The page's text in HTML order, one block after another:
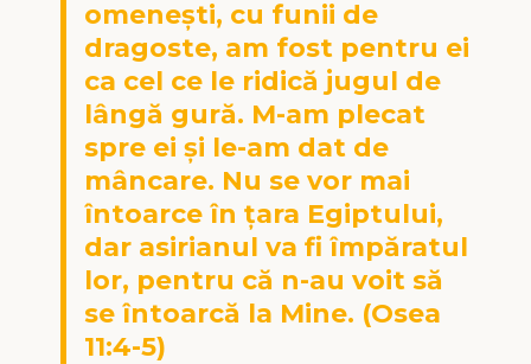
omeneşti, cu funii de
dragoste, am fost pentru ei
ca cel ce le ridică jugul de
lângă gură. M-am plecat
spre ei şi le-am dat de
mâncare. Nu se vor mai
întoarce în ţara Egiptului,
dar asirianul va fi împăratul
lor, pentru că n-au voit să
se întoarcă la Mine. (Osea
11:4-5)